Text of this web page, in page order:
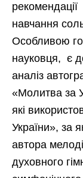
навчання
Особливою
науковця, є
аналіз
«Молитва за
які
України», за
автора
духовного